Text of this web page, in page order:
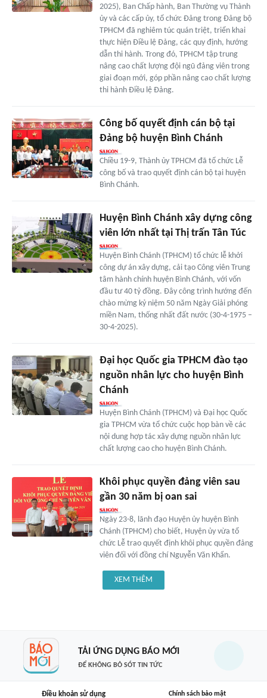
2025), Ban Chấp hành, Ban Thường vụ Thành
ủy và các cấp ủy, tổ chức Đảng trong Đảng bộ
TPHCM đã nghiêm túc quán triệt, triển khai
thực hiện Điều lệ Đảng, các quy định, hướng
dẫn thi hành. Trong đó, TPHCM tập trung
nâng cao chất lượng đội ngũ đảng viên trong
giai đoạn mới, góp phần nâng cao chất lượng
thi hành Điều lệ Đảng.
Công bố quyết định cán bộ tại
Đảng bộ huyện Bình Chánh
Chiều 19-9, Thành ủy TPHCM đã tổ chức Lễ
công bố và trao quyết định cán bộ tại huyện
Bình Chánh.
Huyện Bình Chánh xây dựng công
viên lớn nhất tại Thị trấn Tân Túc
Huyện Bình Chánh (TPHCM) tổ chức lễ khởi
công dự án xây dựng, cải tạo Công viên Trung
tâm hành chính huyện Bình Chánh, với vốn
đầu tư 40 tỷ đồng. Đây công trình hướng đến
chào mừng kỷ niệm 50 năm Ngày Giải phóng
miền Nam, thống nhất đất nước (30-4-1975 –
30-4-2025).
Đại học Quốc gia TPHCM đào tạo
nguồn nhân lực cho huyện Bình
Chánh
Huyện Bình Chánh (TPHCM) và Đại học Quốc
gia TPHCM vừa tổ chức cuộc họp bàn về các
nội dung hợp tác xây dựng nguồn nhân lực
chất lượng cao cho huyện Bình Chánh.
Khôi phục quyền đảng viên sau
gần 30 năm bị oan sai
Ngày 23-8, lãnh đạo Huyện ủy huyện Bình
Chánh (TPHCM) cho biết, Huyện ủy vừa tổ
chức Lễ trao quyết định khôi phục quyền đảng
viên đối với đồng chí Nguyễn Văn Khẩn.
XEM THÊM
TẢI ỨNG DỤNG BÁO MỚI
ĐỂ KHÔNG BỎ SÓT TIN TỨC
Điều khoản sử dụng Chính sách bảo mật